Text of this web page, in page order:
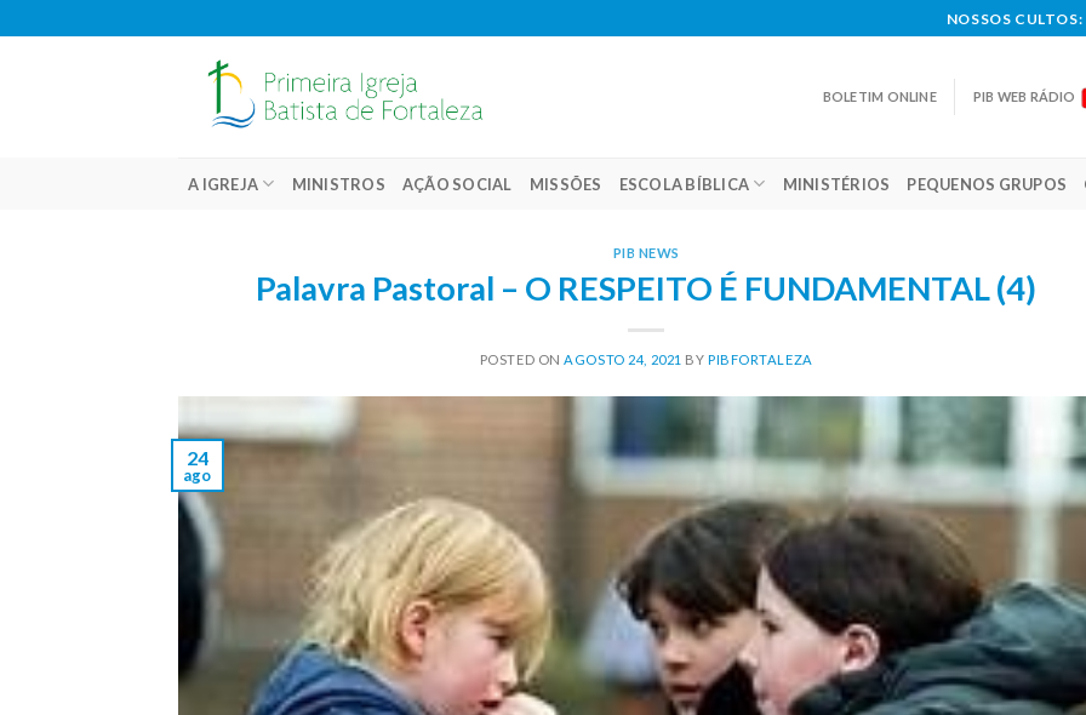
to
NOSSOS
BOLETIM ONLINE PIB WEB RÁDIO
A IGREJA MINISTROS AÇÃO SOCIAL MISSÕES ESCOLA BÍBLICA MINISTÉRIOS PEQUENOS GRUPOS
PIB NEWS
Palavra Pastoral – O RESPEITO É FUNDAMENTAL (4)
POSTED ON AGOSTO 24, 2021 BYPIBFORTALEZA
24
ago